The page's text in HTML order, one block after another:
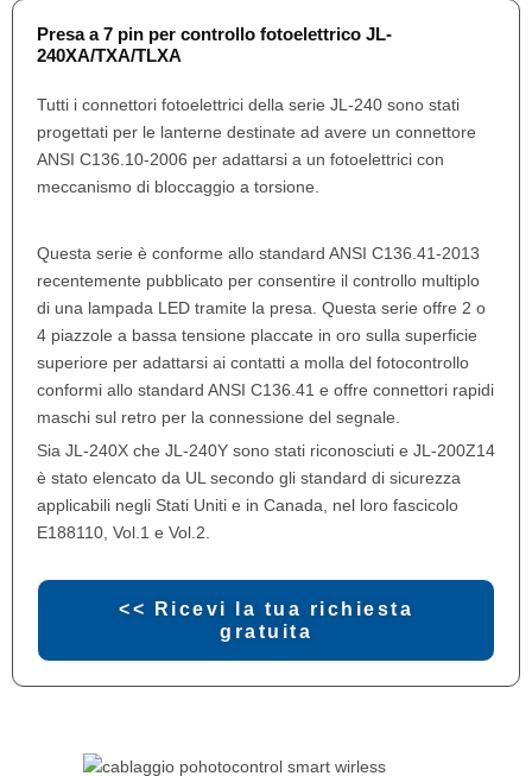
Presa a 7 pin per controllo fotoelettrico JL-
240XA/TXA/TLXA
Tutti i connettori fotoelettrici della serie JL-240 sono stati
progettati per le lanterne destinate ad avere un connettore
ANSI C136.10-2006 per adattarsi a un fotoelettrici con
meccanismo di bloccaggio a torsione.
Questa serie è conforme allo standard ANSI C136.41-2013
recentemente pubblicato per consentire il controllo multiplo
di una lampada LED tramite la presa. Questa serie offre 2 o
4 piazzole a bassa tensione placcate in oro sulla superficie
superiore per adattarsi ai contatti a molla del fotocontrollo
conformi allo standard ANSI C136.41 e offre connettori rapidi
maschi sul retro per la connessione del segnale.
Sia JL-240X che JL-240Y sono stati riconosciuti e JL-200Z14
è stato elencato da UL secondo gli standard di sicurezza
applicabili negli Stati Uniti e in Canada, nel loro fascicolo
E188110, Vol.1 e Vol.2.
<< Ricevi la tua richiesta
gratuita